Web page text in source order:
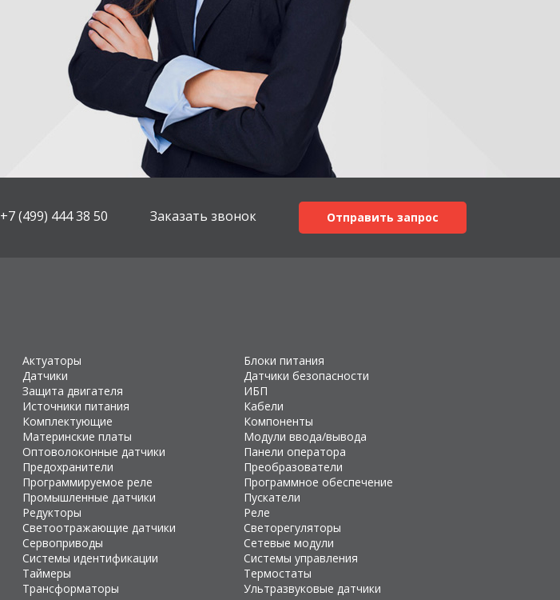
+7 (499) 444 38 50 Заказать звонок Отправить запрос
Актуаторы
Блоки питания
Датчики
Датчики безопасности
Защита двигателя
ИБП
Источники питания
Кабели
Комплектующие
Компоненты
Материнские платы
Модули ввода/вывода
Оптоволоконные датчики
Панели оператора
Предохранители
Преобразователи
Программируемое реле
Программное обеспечение
Промышленные датчики
Пускатели
Редукторы
Реле
Светоотражающие датчики
Светорегуляторы
Сервоприводы
Сетевые модули
Системы идентификации
Системы управления
Таймеры
Термостаты
Трансформаторы
Ультразвуковые датчики